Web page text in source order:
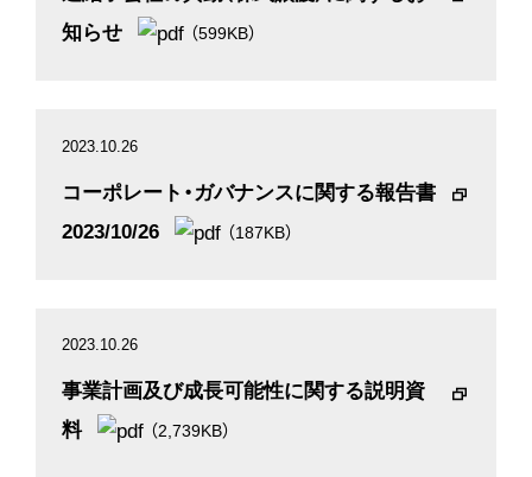
知らせ
（599KB）
2023.10.26
コーポレート・ガバナンスに関する報告書
2023/10/26
（187KB）
2023.10.26
事業計画及び成長可能性に関する説明資
料
（2,739KB）